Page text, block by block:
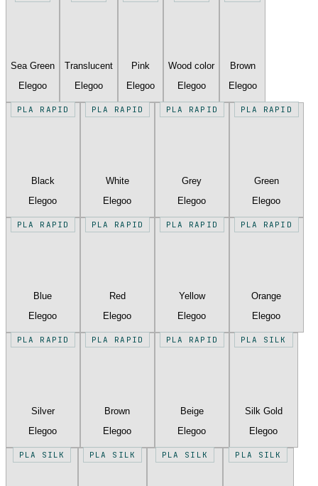
Sea Green
Elegoo
Translucent
Elegoo
Pink
Elegoo
Wood color
Elegoo
Brown
Elegoo
PLA RAPID
Black
Elegoo
PLA RAPID
White
Elegoo
PLA RAPID
Grey
Elegoo
PLA RAPID
Green
Elegoo
PLA RAPID
Blue
Elegoo
PLA RAPID
Red
Elegoo
PLA RAPID
Yellow
Elegoo
PLA RAPID
Orange
Elegoo
PLA RAPID
Silver
Elegoo
PLA RAPID
Brown
Elegoo
PLA RAPID
Beige
Elegoo
PLA SILK
Silk Gold
Elegoo
PLA SILK PLA SILK PLA SILK PLA SILK